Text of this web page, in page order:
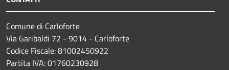
Comune di Carloforte
Via Garibaldi 72 - 9014 - Carloforte
Codice Fiscale: 81002450922
Partita IVA: 01760230928